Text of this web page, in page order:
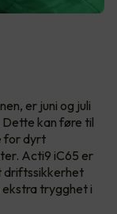
er juni og juli
Dette kan føre til
for dyrt
Acti9 iC65 er
driftssikkerhet
ekstra trygghet i